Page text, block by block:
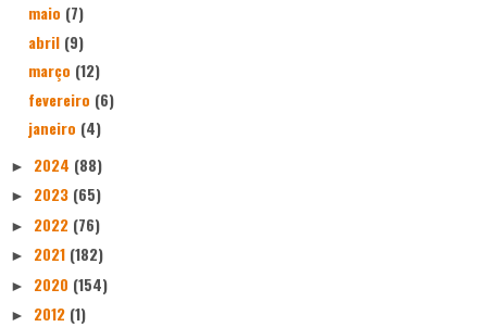
maio (7)
abril (9)
março (12)
fevereiro (6)
janeiro (4)
► 2024 (88)
► 2023 (65)
► 2022 (76)
► 2021 (182)
► 2020 (154)
► 2012 (1)